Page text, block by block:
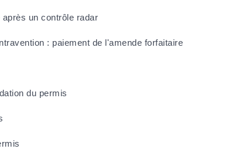
un contrôle radar
: paiement de l'amende forfaitaire
du permis